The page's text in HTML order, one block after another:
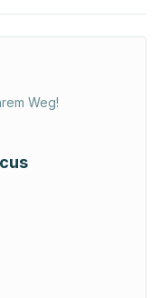
Weg!